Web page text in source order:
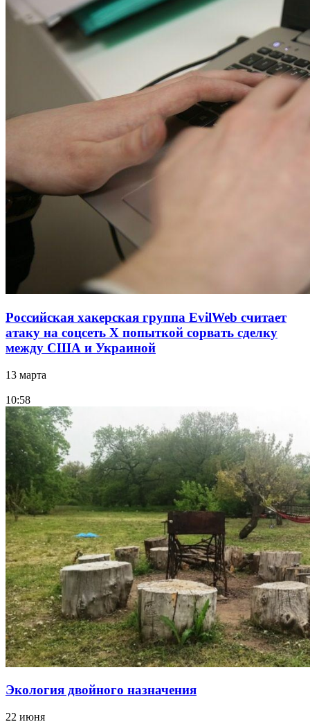
Российская хакерская группа EvilWeb считает
атаку на соцсеть Х попыткой сорвать сделку
между США и Украиной
13 марта
10:58
Экология двойного назначения
22 июня